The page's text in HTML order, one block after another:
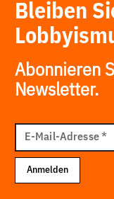
Bleiben
Abonnieren
Newsletter.
Mail
Adresse
E-Mail-Adresse*
Anmelden